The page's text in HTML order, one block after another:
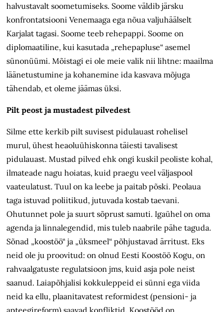
halvustavalt soometumiseks. Soome väldib järsku
konfrontatsiooni Venemaaga ega nõua valjuhäälselt
Karjalat tagasi. Soome teeb rehepappi. Soome on
diplomaatiline, kui kasutada „rehepapluse“ asemel
sünonüümi. Mõistagi ei ole meie valik nii lihtne: maailma
läänetustumine ja kohanemine ida kasvava mõjuga
tähendab, et oleme jäämas üksi.
Pilt peost ja mustadest pilvedest
Silme ette kerkib pilt suvisest pidulauast rohelisel
murul, ühest heaoluühiskonna täiesti tavalisest
pidulauast. Mustad pilved ehk ongi kuskil peoliste kohal,
ilmateade nagu hoiatas, kuid praegu veel väljaspool
vaateulatust. Tuul on ka leebe ja paitab põski. Peolaua
taga istuvad poliitikud, jutuvada kostab taevani.
Ohutunnet pole ja suurt sõprust samuti. Igaühel on oma
agenda ja linnalegendid, mis tuleb naabrile pähe taguda.
Sõnad „koostöö“ ja „üksmeel“ põhjustavad ärritust. Eks
neid ole ju proovitud: on olnud Eesti Koostöö Kogu, on
rahvaalgatuste regulatsioon jms, kuid asja pole neist
saanud. Laiapõhjalisi kokkuleppeid ei sünni ega viida
neid ka ellu, plaanitavatest reformidest (pensioni- ja
apteegireform) saavad konfliktid. Koostööd on